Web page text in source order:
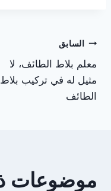
تصفّح
المقالات
السابق
معلم بلاط الطائف، لا
مثيل له في تركيب بلاط
الطائف
موضوعات